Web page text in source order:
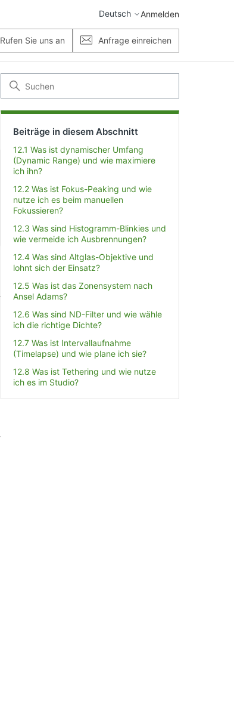
Deutsch Anmelden
Rufen Sie uns an Anfrage einreichen
Beiträge in diesem Abschnitt
12.1 Was ist dynamischer Umfang
(Dynamic Range) und wie maximiere
ich ihn?
12.2 Was ist Fokus-Peaking und wie
nutze ich es beim manuellen
Fokussieren?
12.3 Was sind Histogramm-Blinkies und
wie vermeide ich Ausbrennungen?
12.4 Was sind Altglas-Objektive und
lohnt sich der Einsatz?
12.5 Was ist das Zonensystem nach
Ansel Adams?
12.6 Was sind ND-Filter und wie wähle
ich die richtige Dichte?
12.7 Was ist Intervallaufnahme
(Timelapse) und wie plane ich sie?
12.8 Was ist Tethering und wie nutze
ich es im Studio?